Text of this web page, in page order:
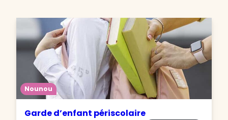
Nounou
Garde d’enfant périscolaire